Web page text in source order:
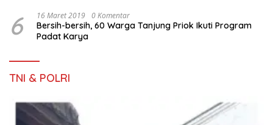
6 16 Maret 2019 0 Komentar
Bersih-bersih, 60 Warga Tanjung Priok Ikuti Program
Padat Karya
TNI & POLRI